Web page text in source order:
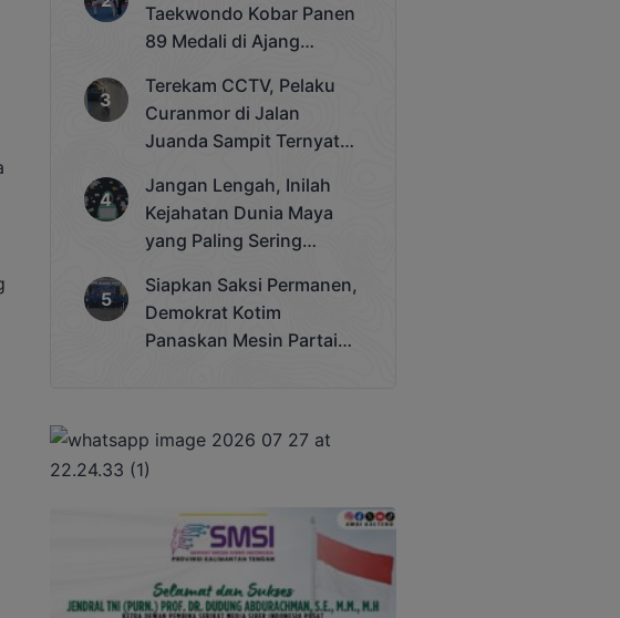
Taekwondo Kobar Panen
89 Medali di Ajang
Cup 2025
Terekam CCTV, Pelaku
Curanmor di Jalan
Juanda Sampit Ternyata
Jangan Lengah, Inilah
Kejahatan Dunia Maya
yang Paling Sering
Siapkan Saksi Permanen,
Demokrat Kotim
Panaskan Mesin Partai